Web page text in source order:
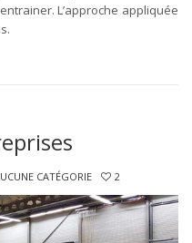
L’approche appliquée
CATÉGORIE 2